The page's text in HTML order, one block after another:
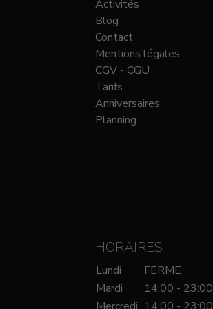
Activités
Blog
Contact
Mentions légales
CGV - CGU
Tarifs
Anniversaires
Planning
HORAIRES
Lundi
FERME
Mardi
14:00 - 23:00